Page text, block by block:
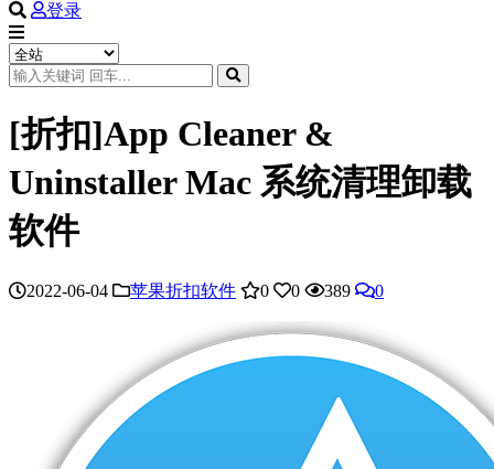
登录
[折扣]App Cleaner &
Uninstaller Mac 系统清理卸载
软件
2022-06-04 苹果折扣软件 0 0 389 0